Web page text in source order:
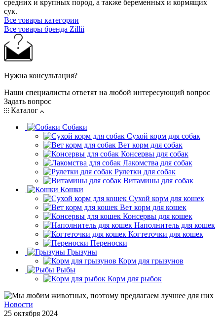
средних и крупных пород, а также беременных и кормящих
сук.
Все товары категории
Все товары бренда Zillii
Нужна консультация?
Наши специалисты ответят на любой интересующий вопрос
Задать вопрос
Каталог
Собаки
Сухой корм для собак
Вет корм для собак
Консервы для собак
Лакомства для собак
Рулетки для собак
Витамины для собак
Кошки
Сухой корм для кошек
Вет корм для кошек
Консервы для кошек
Наполнитель для кошек
Когтеточки для кошек
Переноски
Грызуны
Корм для грызунов
Рыбы
Корм для рыбок
Новости
25 октября 2024